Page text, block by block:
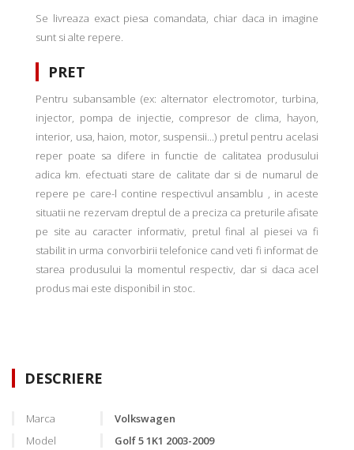
Se livreaza exact piesa comandata, chiar daca in imagine
sunt si alte repere.
PRET
Pentru subansamble (ex: alternator electromotor, turbina,
injector, pompa de injectie, compresor de clima, hayon,
interior, usa, haion, motor, suspensii...) pretul pentru acelasi
reper poate sa difere in functie de calitatea produsului
adica km. efectuati stare de calitate dar si de numarul de
repere pe care-l contine respectivul ansamblu , in aceste
situatii ne rezervam dreptul de a preciza ca preturile afisate
pe site au caracter informativ, pretul final al piesei va fi
stabilit in urma convorbirii telefonice cand veti fi informat de
starea produsului la momentul respectiv, dar si daca acel
produs mai este disponibil in stoc.
DESCRIERE
Marca
Volkswagen
Model
Golf 5 1K1 2003-2009